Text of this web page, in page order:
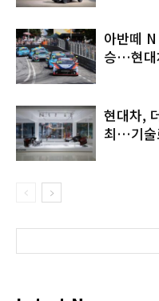
아반떼
승…현대
현대차,
최…기술